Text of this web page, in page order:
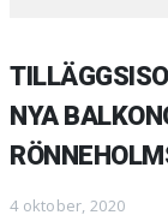
NYA
4 oktober, 2020